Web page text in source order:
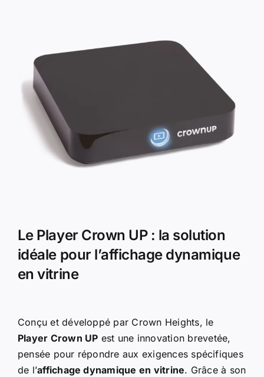
Le Player Crown UP : la solution
idéale pour l’affichage dynamique
en vitrine
Conçu et développé par Crown Heights, le
Player Crown UP est une innovation brevetée,
pensée pour répondre aux exigences spécifiques
de l’affichage dynamique en vitrine. Grâce à son